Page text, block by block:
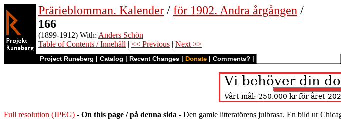
Prärieblomman. Kalender / för 1902. Andra årgången /
166
(1899-1912) With: Anders Schön
Table of Contents / Innehåll | << Previous | Next >>
Project Runeberg Catalog Recent Changes Donate Comments?
Full resolution (JPEG) - On this page / på denna sida - Den gamle litteratörens julbrasa. En bild ur